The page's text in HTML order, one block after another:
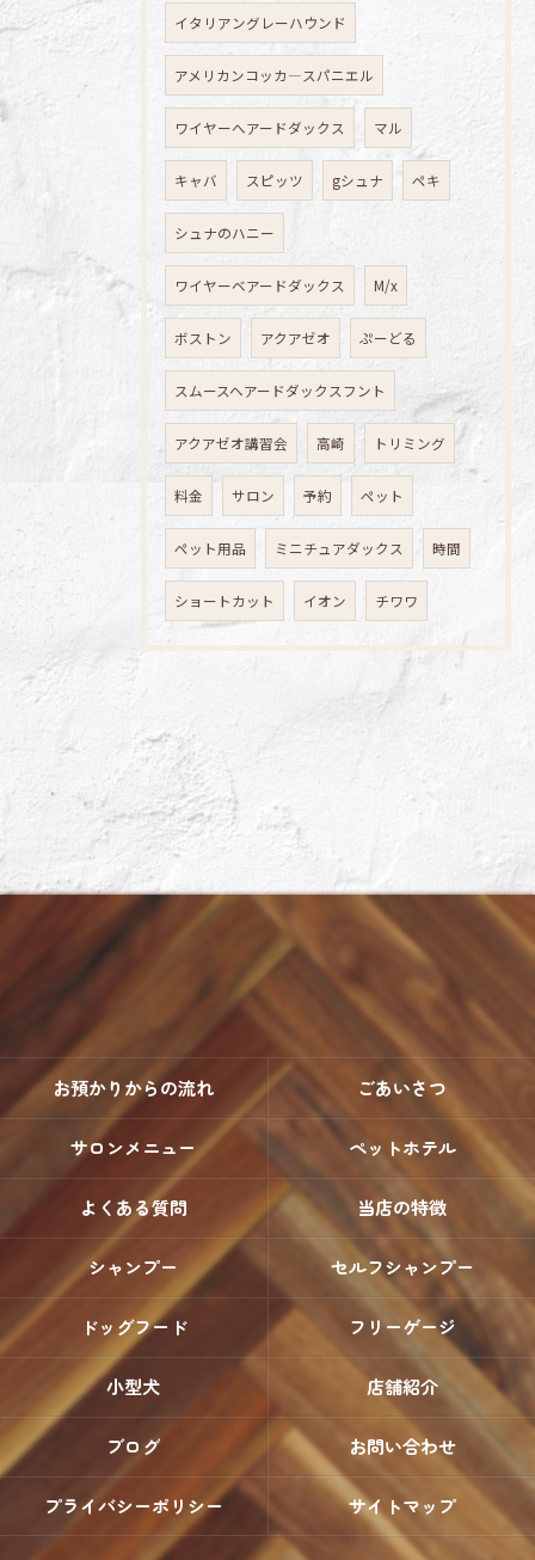
イタリアングレーハウンド
アメリカンコッカ―スパニエル
ワイヤーへアードダックス マル
キャバ スピッツ gシュナ ペキ
シュナのハニー
ワイヤーベアードダックス M/x
ボストン アクアゼオ ぷーどる
スムースヘアードダックスフント
アクアゼオ講習会 高崎 トリミング
料金 サロン 予約 ペット
ペット用品 ミニチュアダックス 時間
ショートカット イオン チワワ
お預かりからの流れ ごあいさつ
サロンメニュー ペットホテル
よくある質問 当店の特徴
シャンプー セルフシャンプー
ドッグフード フリーゲージ
小型犬 店舗紹介
ブログ お問い合わせ
プライバシーポリシー サイトマップ